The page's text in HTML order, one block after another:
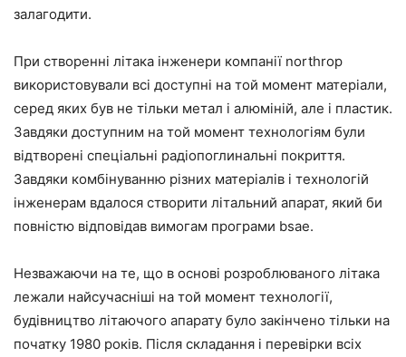
залагодити.
При створенні літака інженери компанії northrop
використовували всі доступні на той момент матеріали,
серед яких був не тільки метал і алюміній, але і пластик.
Завдяки доступним на той момент технологіям були
відтворені спеціальні радіопоглинальні покриття.
Завдяки комбінуванню різних матеріалів і технологій
інженерам вдалося створити літальний апарат, який би
повністю відповідав вимогам програми bsae.
Незважаючи на те, що в основі розроблюваного літака
лежали найсучасніші на той момент технології,
будівництво літаючого апарату було закінчено тільки на
початку 1980 років. Після складання і перевірки всіх